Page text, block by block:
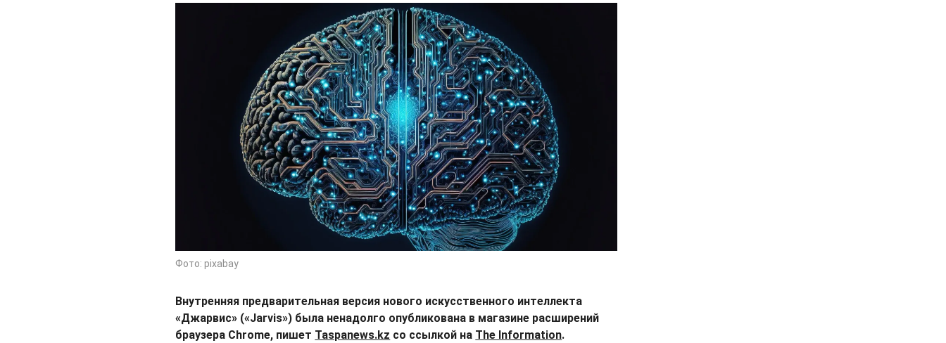
Фото: pixabay
Внутренняя предварительная версия нового искусственного интеллекта
«Джарвис» («Jarvis») была ненадолго опубликована в магазине расширений
браузера Chrome, пишет Taspanews.kz со ссылкой на The Information.